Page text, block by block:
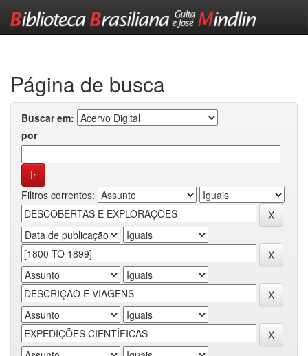
Página de busca
Buscar em:
por
Filtros correntes: